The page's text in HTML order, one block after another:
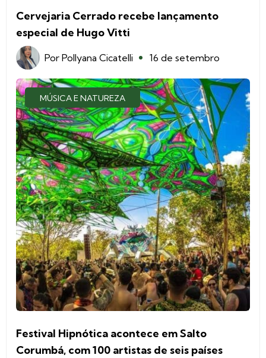
Cervejaria Cerrado recebe lançamento
especial de Hugo Vitti
Por Pollyana Cicatelli 16 de setembro
MÚSICA E NATUREZA
Festival Hipnótica acontece em Salto
Corumbá, com 100 artistas de seis países